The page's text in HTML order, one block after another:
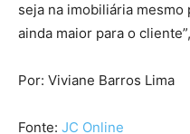
seja na imobiliária
ainda maior para o
Por: Viviane Barros Lima
Fonte: JC Online